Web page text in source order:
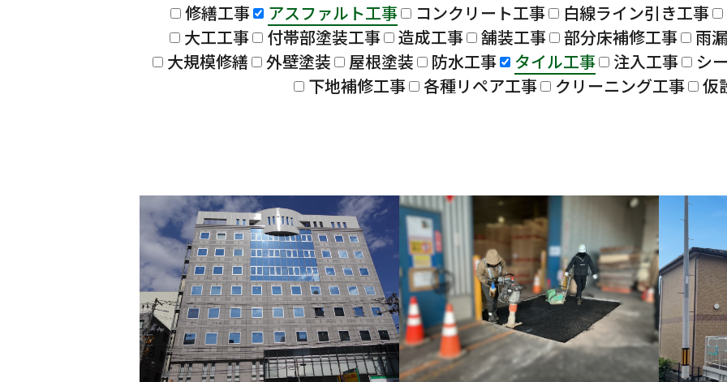
修繕工事 アスファルト工事 コンクリート工事 白線ライン引き工事
大工工事
付帯部塗装工事 造成工事 舗装工事 部分床補修工事 雨
大規模修繕
外壁塗装 屋根塗装 防水工事 タイル工事 注入工事 シ
下地補修工事
各種リペア工事 クリーニング工事 仮